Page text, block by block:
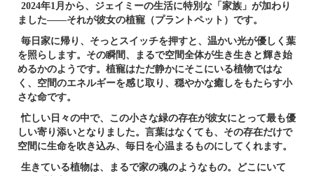
2024年1月から、ジェイミーの生活に特別な「家族」が加わり
ました——それが彼女の植寵（プラントペット）です。
毎日家に帰り、そっとスイッチを押すと、温かい光が優しく葉
を照らします。その瞬間、まるで空間全体が生き生きと輝き始
めるかのようです。植寵はただ静かにそこにいる植物ではな
く、空間のエネルギーを感じ取り、穏やかな癒しをもたらす小
さな命です。
忙しい日々の中で、この小さな緑の存在が彼女にとって最も優
しい寄り添いとなりました。言葉はなくても、その存在だけで
空間に生命を吹き込み、毎日を心温まるものにしてくれます。
生きている植物は、まるで家の魂のようなもの。どこにいて